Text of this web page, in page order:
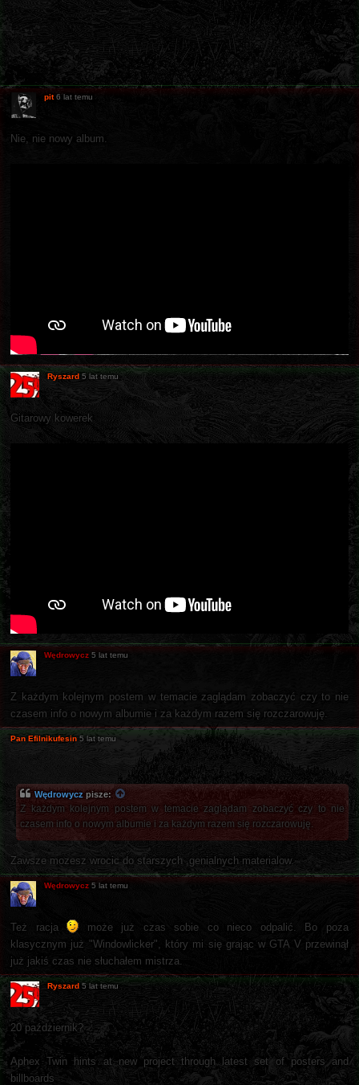
pit 6 lat temu
Nie, nie nowy album.
Ryszard 5 lat temu
Gitarowy kowerek
Wędrowycz 5 lat temu
Z każdym kolejnym postem w temacie zaglądam zobaczyć czy to nie
czasem info o nowym albumie i za każdym razem się rozczarowuję.
Pan Efilnikufesin 5 lat temu
Wędrowyczpisze:
Z każdym kolejnym postem w temacie zaglądam zobaczyć czy to nie
czasem info o nowym albumie i za każdym razem się rozczarowuję.
Zawsze mozesz wrocic do starszych ,genialnych materialow.
Wędrowycz 5 lat temu
Też racja
może już czas sobie co nieco odpalić. Bo poza
klasycznym już "Windowlicker", który mi się grając w GTA V przewinął
już jakiś czas nie słuchałem mistrza.
Ryszard 5 lat temu
20 październik?
Aphex Twin hints at new project through latest set of posters and
billboards